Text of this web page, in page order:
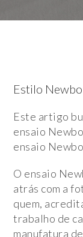
Estilo
Este artigo
ensaio
ensaio
O ensaio
atrás com a
quem,
trabalho de
manufatura